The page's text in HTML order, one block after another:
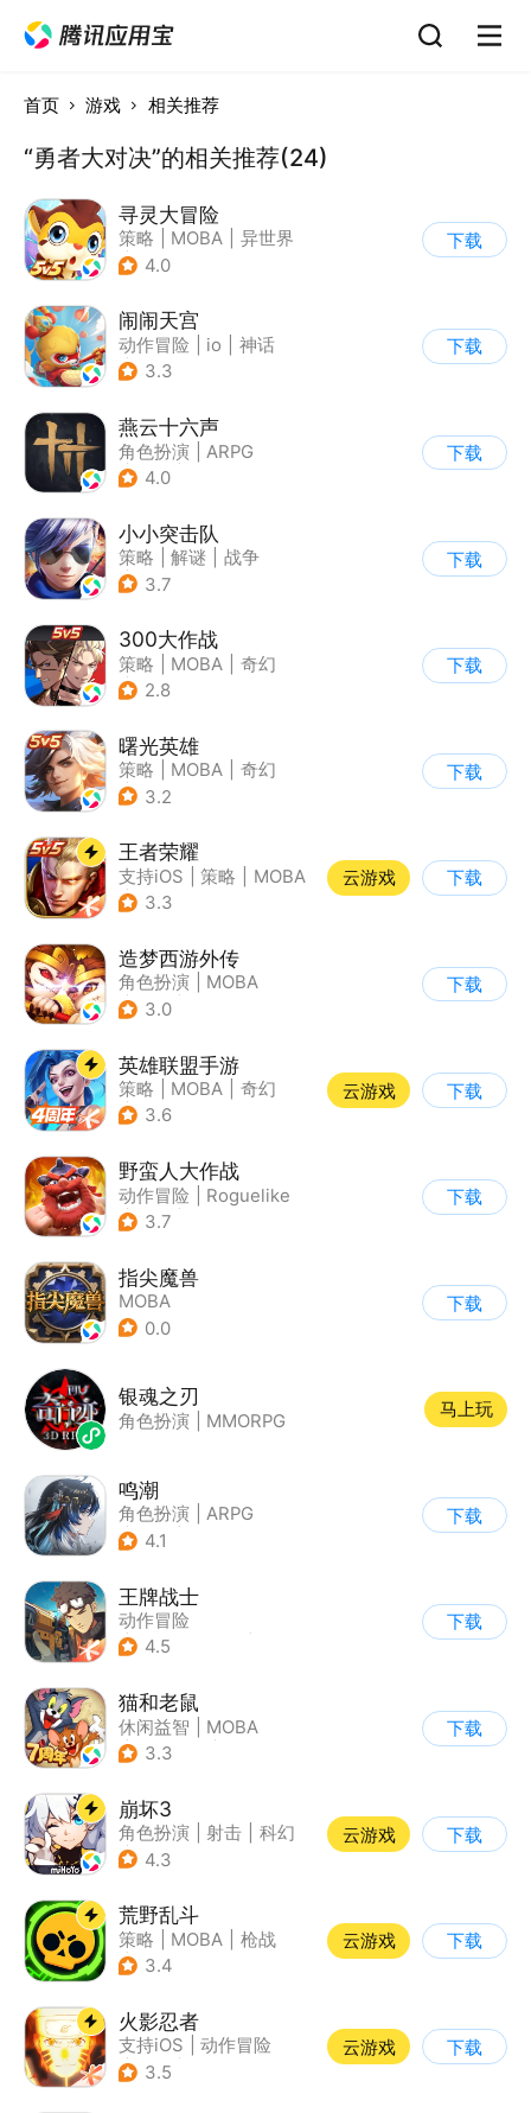
首页 游戏 相关推荐
“勇者大对决”的相关推荐(24)
寻灵大冒险
策略 MOBA
异世界
| 寻灵大冒险
4.0
下载
闹闹天宫
动作冒险 io
神话
| 中国风
3.3
下载
燕云十六声
角色扮演
ARPG
| 武侠
4.0
下载
小小突击队
策略 解谜
战争
| 5v5
3.7
下载
300大作战
策略 MOBA
奇幻
| 5v5
2.8
下载
曙光英雄
策略 MOBA
奇幻
| 5v5
3.2
下载
王者荣耀
支持iOS 策略
MOBA
| 奇幻
3.3
云游戏 下载
造梦西游外传
角色扮演
MOBA
| 西游
3.0
下载
英雄联盟手游
策略 MOBA
奇幻
| 英雄联盟
3.6
云游戏 下载
野蛮人大作战
动作冒险
Roguelike
| 奇幻
3.7
下载
指尖魔兽
MOBA
0.0
下载
银魂之刃
角色扮演 MMORPG
马上玩
鸣潮
角色扮演
ARPG
| 冒险
4.1
下载
王牌战士
动作冒险
| 第一人称射击
4.5
下载
猫和老鼠
休闲益智
MOBA
| 动漫改编
3.3
下载
崩坏3
角色扮演 射击
科幻
| 崩坏
4.3
云游戏 下载
荒野乱斗
策略 MOBA
枪战
| 3v3
3.4
云游戏 下载
火影忍者
支持iOS
动作冒险
| 格斗
3.5
云游戏 下载